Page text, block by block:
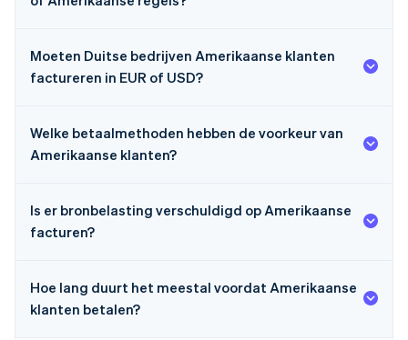
Moeten Duitse bedrijven Amerikaanse klanten
factureren in EUR of USD?
Welke betaalmethoden hebben de voorkeur van
Amerikaanse klanten?
Is er bronbelasting verschuldigd op Amerikaanse
facturen?
Hoe lang duurt het meestal voordat Amerikaanse
klanten betalen?